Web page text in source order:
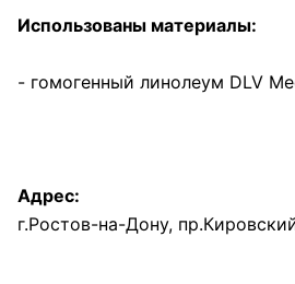
Использованы материалы:
- гомогенный линолеум DLV
Адрес:
г.Ростов-на-Дону,